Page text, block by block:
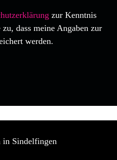
zur Kenntnis
dass meine Angaben zur
werden.